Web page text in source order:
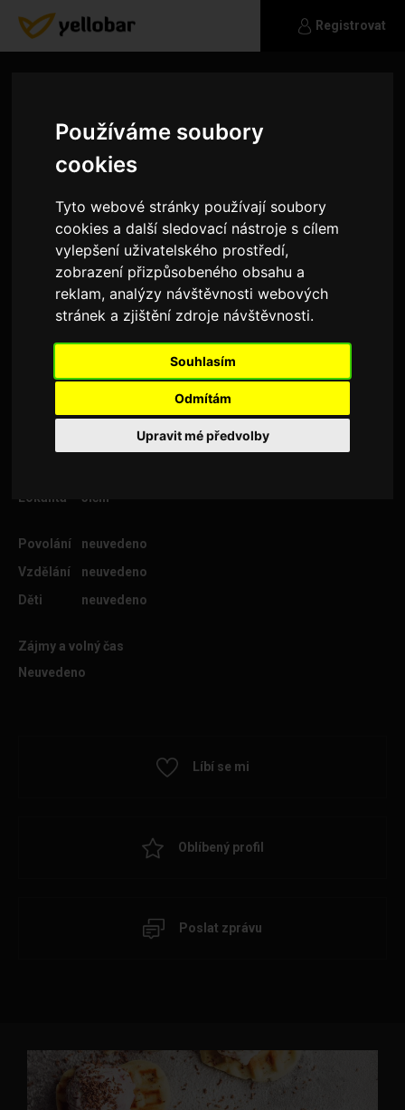
Používáme soubory
cookies
Tyto webové stránky používají soubory
cookies a další sledovací nástroje s cílem
vylepšení uživatelského prostředí,
zobrazení přizpůsobeného obsahu a
reklam, analýzy návštěvnosti webových
stránek a zjištění zdroje návštěvnosti.
Souhlasím
Odmítám
Upravit mé předvolby
Registrovat
asd
Mam rad sex
Lokalita
Jičín
Povolání
neuvedeno
Vzdělání
neuvedeno
Děti
neuvedeno
Zájmy a volný čas
Neuvedeno
Líbí se mi
Oblíbený profil
Poslat zprávu